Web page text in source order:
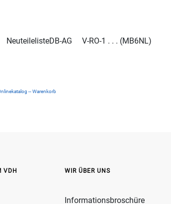
NeuteilelisteDB-AG V-RO-1 . . . (MB6NL)
-- Warenkorb
VDH WIR ÜBER UNS
Informationsbroschüre